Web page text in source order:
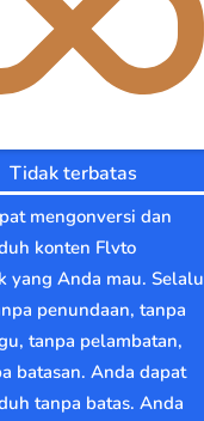
Tidak terbatas
mengonversi dan
konten Flvto
yang Anda mau. Selalu
penundaan, tanpa
tanpa pelambatan,
batasan. Anda dapat
tanpa batas. Anda